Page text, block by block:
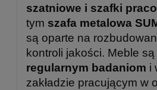
szatniowe i szafki
tym szafa metalowa
są oparte na
kontroli jakości. Meble są
regularnym badaniom i
zakładzie pracującym w